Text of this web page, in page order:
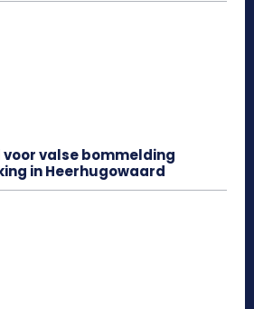
valse bommelding
in Heerhugowaard